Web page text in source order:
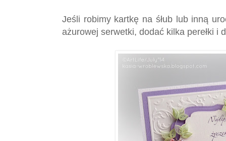
Jeśli robimy kartkę na śłub lub inną
ażurowej serwetki, dodać kilka perełki i